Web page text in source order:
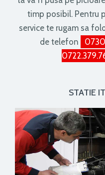
timp posibil. Pentru
service te rugam sa
de telefon
STATIE